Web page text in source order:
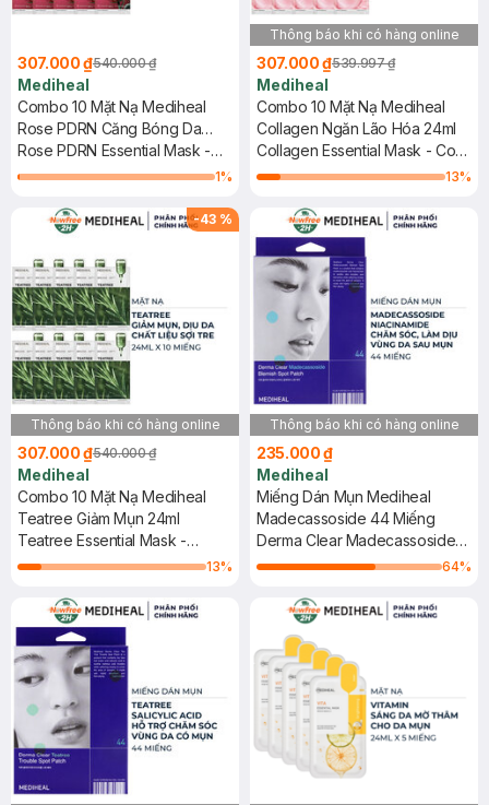
307.000 ₫540.000 ₫
Mediheal
Combo 10 Mặt Nạ Mediheal
Rose PDRN Căng Bóng Da
24ml
Rose PDRN Essential Mask -
Healthy Glow
1%
Thông báo khi có hàng online
307.000 ₫539.997 ₫
Mediheal
Combo 10 Mặt Nạ Mediheal
Collagen Ngăn Lão Hóa 24ml
Collagen Essential Mask - Core
Firming
13%
-43 %
Thông báo khi có hàng online
307.000 ₫540.000 ₫
Mediheal
Combo 10 Mặt Nạ Mediheal
Teatree Giảm Mụn 24ml
Teatree Essential Mask -
Calming Moisture
13%
Thông báo khi có hàng online
235.000 ₫
Mediheal
Miếng Dán Mụn Mediheal
Madecassoside 44 Miếng
Derma Clear Madecassoside
Blemish Spot Patch
64%